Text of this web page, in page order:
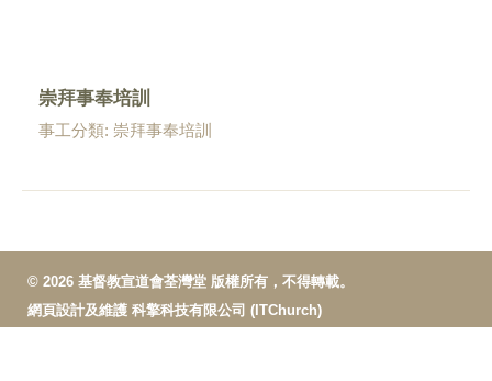
崇拜事奉培訓
事工分類: 崇拜事奉培訓
© 2026 基督教宣道會荃灣堂 版權所有，不得轉載。
網頁設計及維護 科擎科技有限公司 (ITChurch)